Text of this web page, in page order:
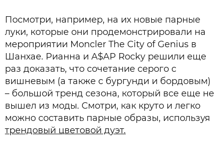
Посмотри, например, на их новые парные
луки, которые они продемонстрировали на
мероприятии Moncler The City of Genius в
Шанхае. Рианна и A$AP Rocky решили еще
раз доказать, что сочетание серого с
вишневым (а также с бургунди и бордовым)
– большой тренд сезона, который все еще не
вышел из моды. Смотри, как круто и легко
можно составить парные образы, используя
трендовый цветовой дуэт.